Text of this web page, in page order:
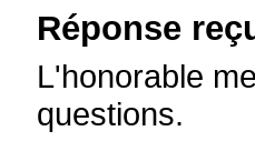
Réponse
L'honorable
questions.